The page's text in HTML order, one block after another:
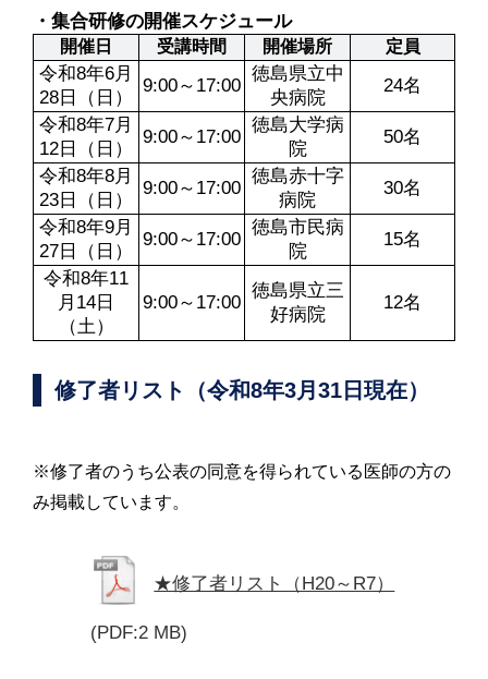
・集合研修の開催スケジュール
開催日 受講時間 開催場所 定員
令和8年6月
28日（日）
9:00～17:00
徳島県立中
央病院
24名
令和8年7月
12日（日）
9:00～17:00
徳島大学病
院
50名
令和8年8月
23日（日）
9:00～17:00
徳島赤十字
病院
30名
令和8年9月
27日（日）
9:00～17:00
徳島市民病
院
15名
令和8年11
月14日
（土）
9:00～17:00
徳島県立三
好病院
12名
修了者リスト（令和8年3月31日現在）
※修了者のうち公表の同意を得られている医師の方の
み掲載しています。
★修了者リスト（H20～R7）
(PDF:2 MB)